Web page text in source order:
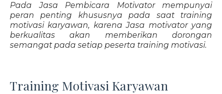
Pada Jasa Pembicara Motivator mempunyai
peran penting khususnya pada saat training
motivasi karyawan, karena Jasa motivator yang
berkualitas akan memberikan dorongan
semangat pada setiap peserta training motivasi.
Training Motivasi Karyawan